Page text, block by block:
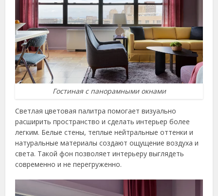
Гостиная с панорамными окнами
Светлая цветовая палитра помогает визуально
расширить пространство и сделать интерьер более
легким. Белые стены, теплые нейтральные оттенки и
натуральные материалы создают ощущение воздуха и
света. Такой фон позволяет интерьеру выглядеть
современно и не перегруженно.